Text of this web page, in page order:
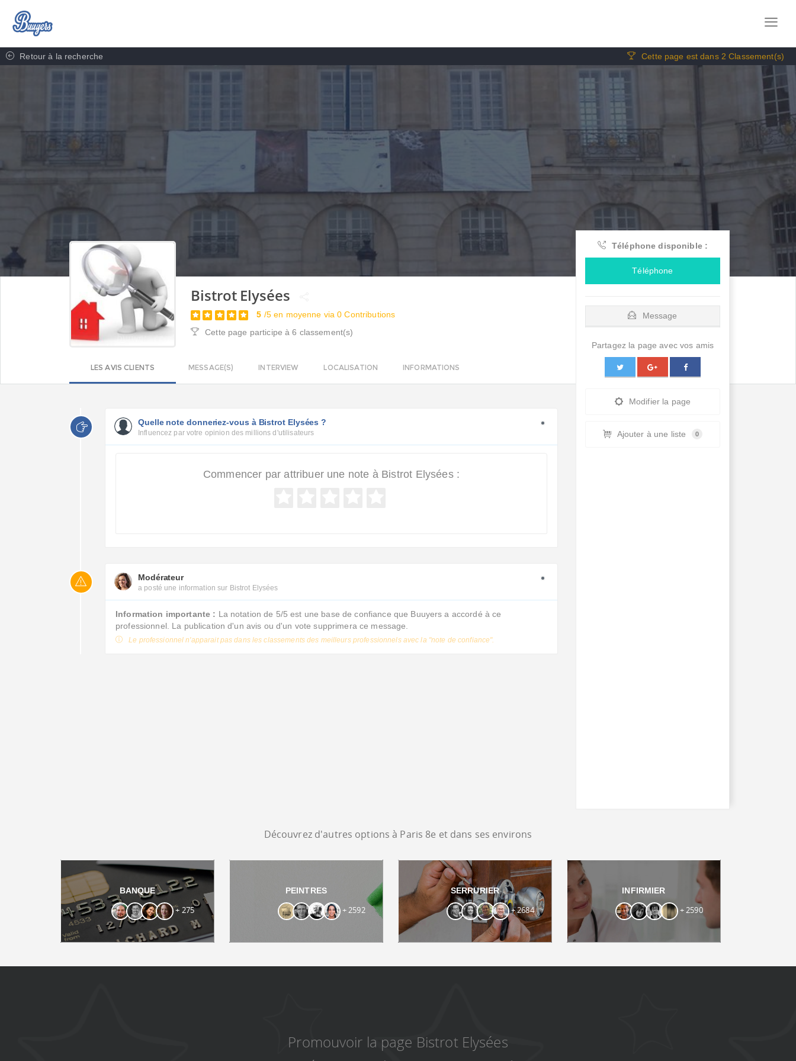
Retour à la recherche Cette page est dans 2 Classement(s)
Bistrot Elysées
5 /5 en moyenne via 0 Contributions
Cette page participe à 6 classement(s)
LES AVIS CLIENTS MESSAGE(S) INTERVIEW LOCALISATION INFORMATIONS
Quelle note donneriez-vous à Bistrot Elysées ?
Influencez par votre opinion des millions d'utilisateurs
Commencer par attribuer une note à Bistrot Elysées :
Modérateur
a posté une information sur Bistrot Elysées
Information importante : La notation de 5/5 est une base de confiance que Buuyers a accordé à ce
professionnel. La publication d'un avis ou d'un vote supprimera ce message.
Le professionnel n'apparait pas dans les classements des meilleurs professionnels avec la "note de confiance".
Téléphone disponible :
Téléphone
Message
Partagez la page avec vos amis
Modifier la page
Ajouter à une liste 0
Découvrez d'autres options à Paris 8e et dans ses environs
BANQUE
+ 275
PEINTRES
+ 2592
SERRURIER
+ 2684
INFIRMIER
+ 2590
Promouvoir la page Bistrot Elysées